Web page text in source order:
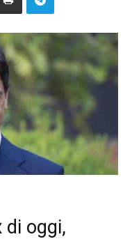
di oggi,